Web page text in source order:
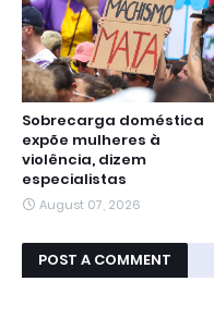
Sobrecarga doméstica
expõe mulheres à
violência, dizem
especialistas
August 07, 2026
POST A COMMENT